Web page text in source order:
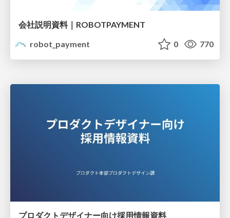
会社説明資料｜ROBOTPAYMENT
robot_payment
0 770
プロダクトデザイナー向け採用情報資料